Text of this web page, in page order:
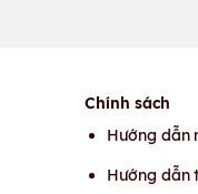
Chính sách
Hướng dẫn
Hướng dẫn